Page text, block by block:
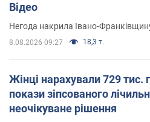
Відео
Негода накрила Івано-
8.08.2026 09:27 18,3 т.
Жінці нарахували 729 тис.
покази зіпсованого
неочікуване рішення